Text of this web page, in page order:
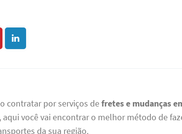
contratar por serviços defretes e mudanças
aqui você vai encontrar o melhor método de
da sua região.